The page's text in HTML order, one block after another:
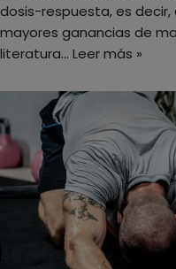
dosis-respuesta, es
mayores ganancias de
literatura… Leer más »